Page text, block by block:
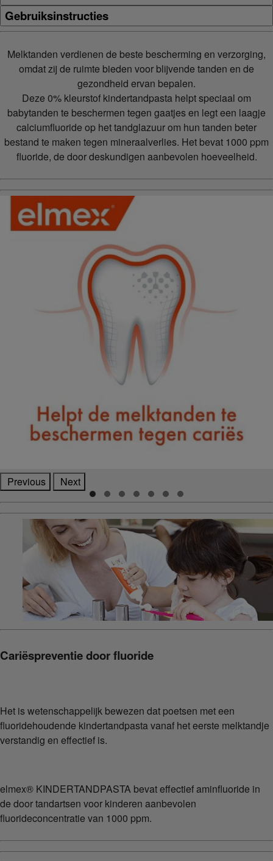
Gebruiksinstructies
Melktanden verdienen de beste bescherming en verzorging,
omdat zij de ruimte bieden voor blijvende tanden en de
gezondheid ervan bepalen.
Deze 0% kleurstof kindertandpasta helpt speciaal om
babytanden te beschermen tegen gaatjes en legt een laagje
calciumfluoride op het tandglazuur om hun tanden beter
bestand te maken tegen mineraalverlies. Het bevat 1000 ppm
fluoride, de door deskundigen aanbevolen hoeveelheid.
Previous Next
Cariëspreventie door fluoride
Het is wetenschappelijk bewezen dat poetsen met een
fluoridehoudende kindertandpasta vanaf het eerste melktandje
verstandig en effectief is.
elmex® KINDERTANDPASTA bevat effectief aminfluoride in
de door tandartsen voor kinderen aanbevolen
fluorideconcentratie van 1000 ppm.